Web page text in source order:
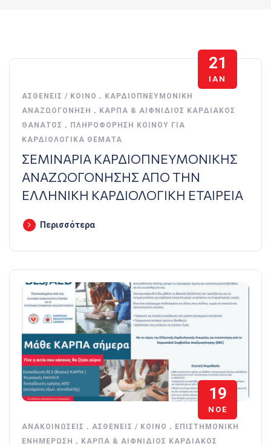
21
ΙΑΝ
ΑΣΘΕΝΕΊΣ / ΚΟΙΝΌ . ΚΑΡΔΙΟΠΝΕΥΜΟΝΙΚΉ
ΑΝΑΖΩΟΓΌΝΗΣΗ . ΚΑΡΠΑ & ΑΙΦΝΊΔΙΟΣ ΚΑΡΔΙΑΚΌΣ
ΘΆΝΑΤΟΣ . ΠΛΗΡΟΦΌΡΗΣΗ ΚΟΙΝΟΎ ΓΙΑ
ΚΑΡΔΙΟΛΟΓΙΚΆ ΘΈΜΑΤΑ
ΣΕΜΙΝΑΡΙΑ ΚΑΡΔΙΟΠΝΕΥΜΟΝΙΚΗΣ
ΑΝΑΖΩΟΓΟΝΗΣΗΣ ΑΠΟ ΤΗΝ
ΕΛΛΗΝΙΚΗ ΚΑΡΔΙΟΛΟΓΙΚΗ ΕΤΑΙΡΕΙΑ
Περισσότερα
19
ΝΟΈ
ΑΝΑΚΟΙΝΏΣΕΙΣ . ΑΣΘΕΝΕΊΣ / ΚΟΙΝΌ . ΕΠΙΣΤΗΜΟΝΙΚΉ
ΕΝΗΜΈΡΩΣΗ . ΚΑΡΠΑ & ΑΙΦΝΊΔΙΟΣ ΚΑΡΔΙΑΚΌΣ